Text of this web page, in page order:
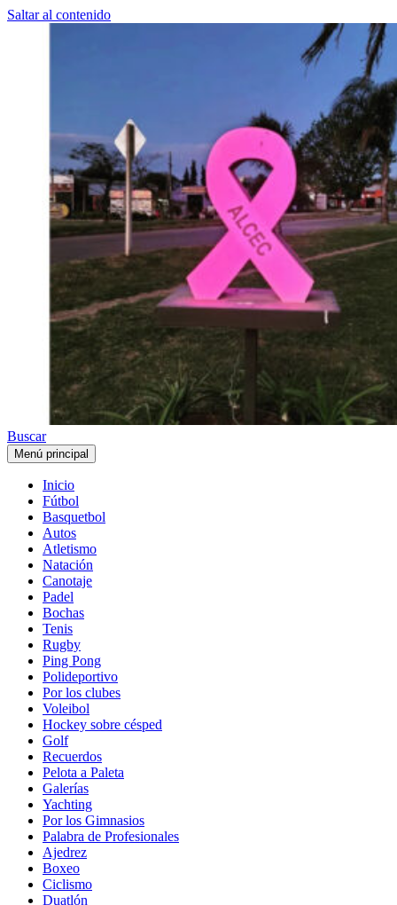
Saltar al contenido
Buscar
Menú principal
Inicio
Fútbol
Basquetbol
Autos
Atletismo
Natación
Canotaje
Padel
Bochas
Tenis
Rugby
Ping Pong
Polideportivo
Por los clubes
Voleibol
Hockey sobre césped
Golf
Recuerdos
Pelota a Paleta
Galerías
Yachting
Por los Gimnasios
Palabra de Profesionales
Ajedrez
Boxeo
Ciclismo
Duatlón